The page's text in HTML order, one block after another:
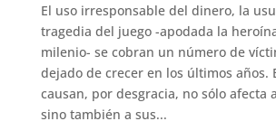
El uso irresponsable del dinero, la
tragedia del juego -apodada la
milenio- se cobran un número de
dejado de crecer en los últimos años.
causan, por desgracia, no sólo afecta
sino también a sus...